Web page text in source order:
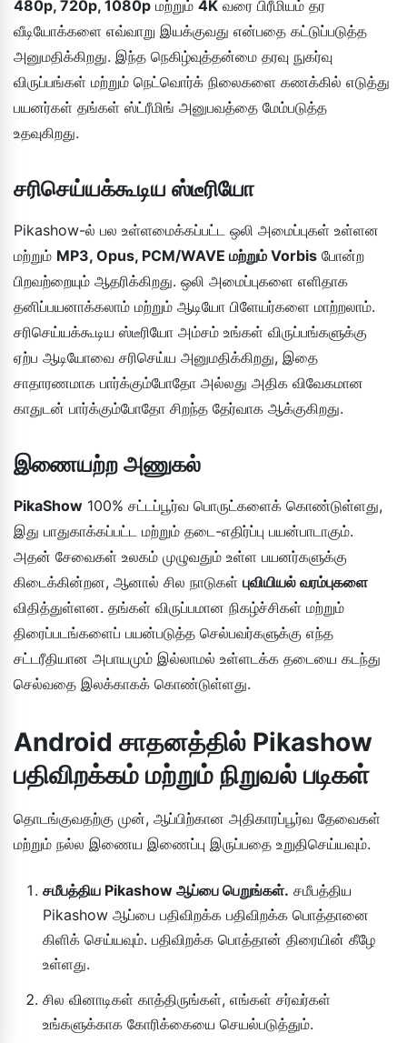
480p, 720p, 1080p மற்றும் 4K வரை பிரீமியம் தர
வீடியோக்களை எவ்வாறு இயக்குவது என்பதை கட்டுப்படுத்த
அனுமதிக்கிறது. இந்த நெகிழ்வுத்தன்மை தரவு நுகர்வு
விருப்பங்கள் மற்றும் நெட்வொர்க் நிலைகளை கணக்கில் எடுத்து
பயனர்கள் தங்கள் ஸ்ட்ரீமிங் அனுபவத்தை மேம்படுத்த
உதவுகிறது.
சரிசெய்யக்கூடிய ஸ்டீரியோ
Pikashow-ல் பல உள்ளமைக்கப்பட்ட ஒலி அமைப்புகள் உள்ளன
மற்றும் MP3, Opus, PCM/WAVE மற்றும் Vorbis போன்ற
பிறவற்றையும் ஆதரிக்கிறது. ஒலி அமைப்புகளை எளிதாக
தனிப்பயனாக்கலாம் மற்றும் ஆடியோ பிளேயர்களை மாற்றலாம்.
சரிசெய்யக்கூடிய ஸ்டீரியோ அம்சம் உங்கள் விருப்பங்களுக்கு
ஏற்ப ஆடியோவை சரிசெய்ய அனுமதிக்கிறது, இதை
சாதாரணமாக பார்க்கும்போதோ அல்லது அதிக விவேகமான
காதுடன் பார்க்கும்போதோ சிறந்த தேர்வாக ஆக்குகிறது.
இணையற்ற அணுகல்
PikaShow 100% சட்டப்பூர்வ பொருட்களைக் கொண்டுள்ளது,
இது பாதுகாக்கப்பட்ட மற்றும் தடை-எதிர்ப்பு பயன்பாடாகும்.
அதன் சேவைகள் உலகம் முழுவதும் உள்ள பயனர்களுக்கு
கிடைக்கின்றன, ஆனால் சில நாடுகள் புவியியல் வரம்புகளை
விதித்துள்ளன. தங்கள் விருப்பமான நிகழ்ச்சிகள் மற்றும்
திரைப்படங்களைப் பயன்படுத்த செல்பவர்களுக்கு எந்த
சட்டரீதியான அபாயமும் இல்லாமல் உள்ளடக்க தடையை கடந்து
செல்வதை இலக்காகக் கொண்டுள்ளது.
Android சாதனத்தில் Pikashow
பதிவிறக்கம் மற்றும் நிறுவல் படிகள்
தொடங்குவதற்கு முன், ஆப்பிற்கான அதிகாரப்பூர்வ தேவைகள்
மற்றும் நல்ல இணைய இணைப்பு இருப்பதை உறுதிசெய்யவும்.
சமீபத்திய Pikashow ஆப்பை பெறுங்கள். சமீபத்திய
Pikashow ஆப்பை பதிவிறக்க பதிவிறக்க பொத்தானை
கிளிக் செய்யவும். பதிவிறக்க பொத்தான் திரையின் கீழே
உள்ளது.
சில வினாடிகள் காத்திருங்கள், எங்கள் சர்வர்கள்
உங்களுக்காக கோரிக்கையை செயல்படுத்தும்.